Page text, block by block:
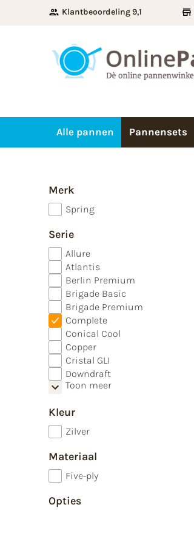
Klantbeoordeling 9,1
Alle pannen Pannensets
Merk
Spring
Serie
Allure
Atlantis
Berlin Premium
Brigade Basic
Brigade Premium
Complete
Conical Cool
Copper
Cristal GLI
Downdraft
Toon meer
Kleur
Zilver
Materiaal
Five-ply
Opties